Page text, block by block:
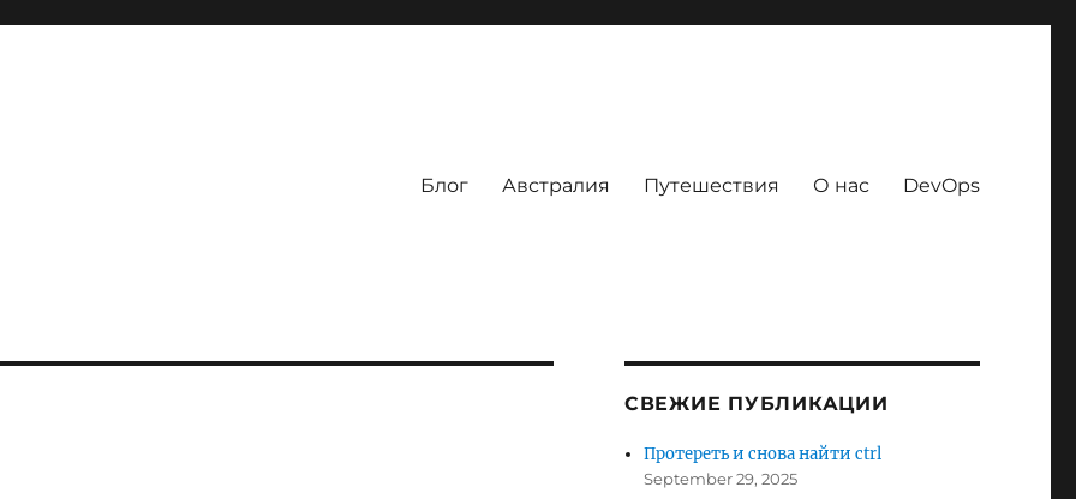
Блог Австралия Путешествия О нас DevOps
СВЕЖИЕ ПУБЛИКАЦИИ
Протереть и снова найти ctrl
September 29, 2025